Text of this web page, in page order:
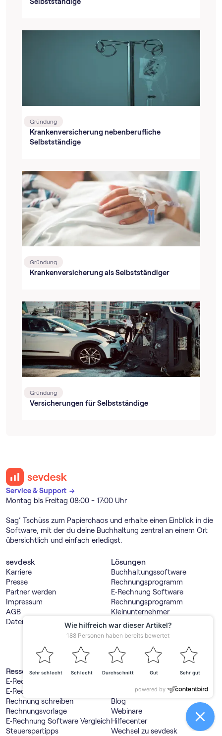
Selbstständige
Gründung
Krankenversicherung nebenberufliche
Selbstständige
Gründung
Krankenversicherung als Selbstständiger
Gründung
Versicherungen für Selbstständige
Service & Support →
Montag bis Freitag 08:00 - 17:00 Uhr
Sag’ Tschüss zum Papierchaos und erhalte einen Einblick in die
Software, mit der du deine Buchhaltung zentral an einem Ort
übersichtlich und einfach erledigst.
sevdesk
Karriere
Presse
Partner werden
Impressum
AGB
Datenschutz
Lösungen
Buch­haltungs­software
Rechnungs­programm
E‑Rechnung Software
Rechnungs­programm
Kleinunternehmer
Buch­haltungs­software
Freiberufler
Integrationen
API – Offene Schnittstelle
Ressourcen
E‑Rechnung erstellen
E‑Rechnung Viewer
Rechnung schreiben
Rechnungsvorlage
E‑Rechnung Software Vergleich
Steuerspartipps
Service
Lexikon
Blog
Webinare
Hilfecenter
Wechsel zu sevdesk